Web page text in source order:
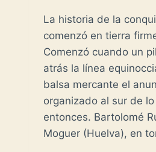
La historia de la
comenzó en tierra
Comenzó cuando un
atrás la línea
balsa mercante el
organizado al sur de
entonces. Bartolomé
Moguer (Huelva), en